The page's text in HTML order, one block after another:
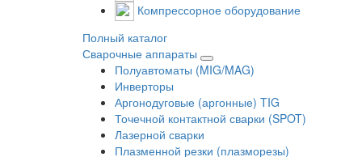
Компрессорное оборудование
Полный каталог
Сварочные аппараты
Полуавтоматы (MIG/MAG)
Инверторы
Аргонодуговые (аргонные) TIG
Точечной контактной сварки (SPOT)
Лазерной сварки
Плазменной резки (плазморезы)